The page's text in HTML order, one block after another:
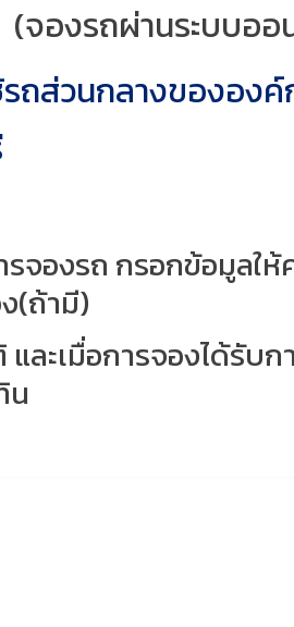
(จองรถผ่านระบบออ
รถส่วนกลางขององ
จองรถ กรอกข้อมูลใ
(ถ้ามี)
และเมื่อการจองได้รับ
น